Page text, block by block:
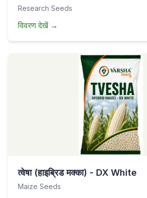
Research Seeds
विवरण देखें→
त्वेषा (हाइब्रिड मक्का) - DX White
Maize Seeds